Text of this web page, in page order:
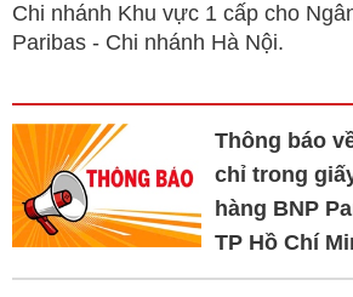
Chi nhánh Khu vực 1 cấp cho
Paribas - Chi nhánh Hà Nội.
Thông báo
chỉ trong
hàng BNP
TP Hồ Chí